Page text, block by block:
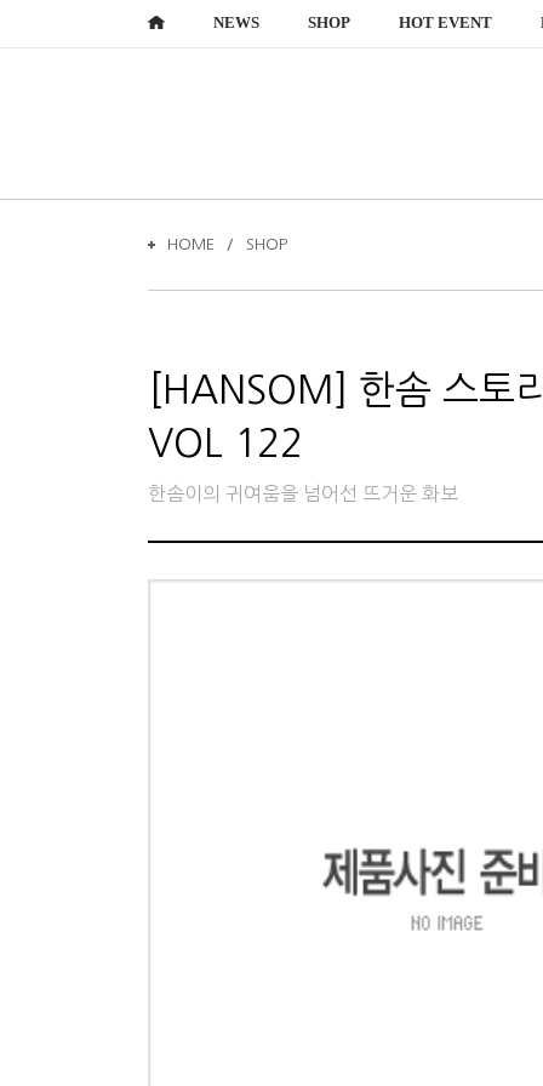
NEWS SHOP HOT EVENT
HOME SHOP
VOL 122
한솜이의 귀여움을 넘어선 뜨거운 화보